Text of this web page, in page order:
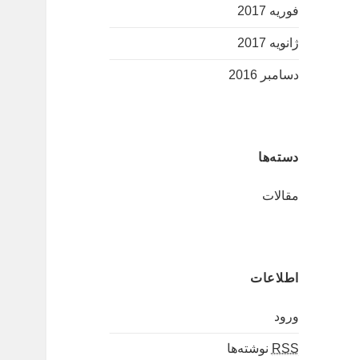
فوریه 2017
ژانویه 2017
دسامبر 2016
دسته‌ها
مقالات
اطلاعات
ورود
RSS نوشته‌ها